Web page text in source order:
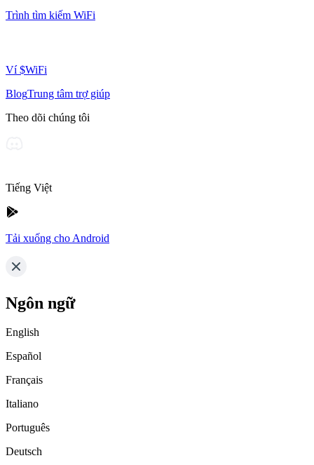
Trình tìm kiếm WiFi
Ví $WiFi
BlogTrung tâm trợ giúp
Theo dõi chúng tôi
Tiếng Việt
Tải xuống cho Android
Ngôn ngữ
English
Español
Français
Italiano
Português
Deutsch